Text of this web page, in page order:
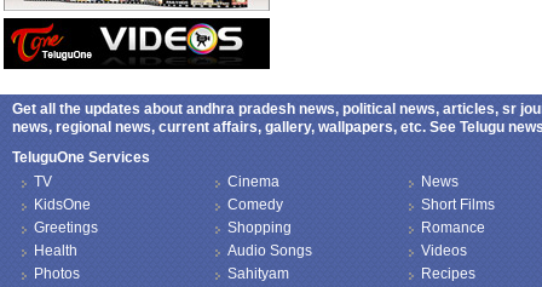
Get all the updates about andhra pradesh news, political news, articles, sr
news, regional news, current affairs, gallery, wallpapers, etc. See Telugu
TeluguOne Services
TV
KidsOne
Greetings
Health
Photos
Cinema
Comedy
Shopping
Audio Songs
Sahityam
News
Short Films
Romance
Videos
Recipes